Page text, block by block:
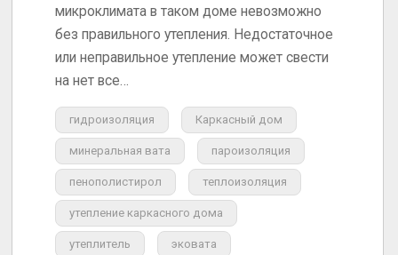
микроклимата в таком доме невозможно
без правильного утепления. Недостаточное
или неправильное утепление может свести
на нет все…
гидроизоляция Каркасный дом
минеральная вата пароизоляция
пенополистирол теплоизоляция
утепление каркасного дома
утеплитель эковата